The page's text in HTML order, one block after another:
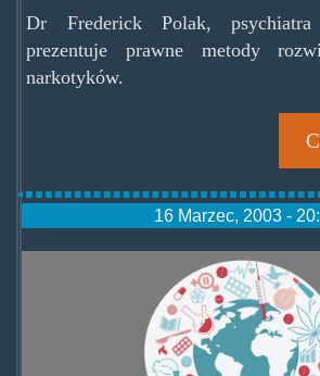
Dr Frederick Polak,
prezentuje prawne metody
narkotyków.
16 Marzec, 2003 -
worlddrugreport.png